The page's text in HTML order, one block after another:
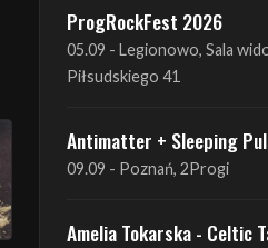
Wierzbińskiego 9
ProgRockFest 2026
Piłsudskiego 41
09.09 - Poznań, 2Progi